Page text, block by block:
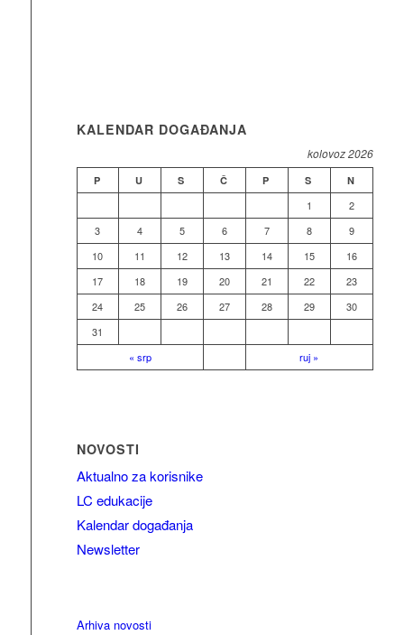
KALENDAR DOGAĐANJA
kolovoz 2026
P U S Č P S N
1
2
3
4 5 6 7 8
9
10
11 12 13 14 15
16
17
18 19 20 21 22
23
24
25 26 27 28 29
30
31
« srp
ruj »
NOVOSTI
Aktualno za korisnike
LC edukacije
Kalendar događanja
Newsletter
Arhiva novosti